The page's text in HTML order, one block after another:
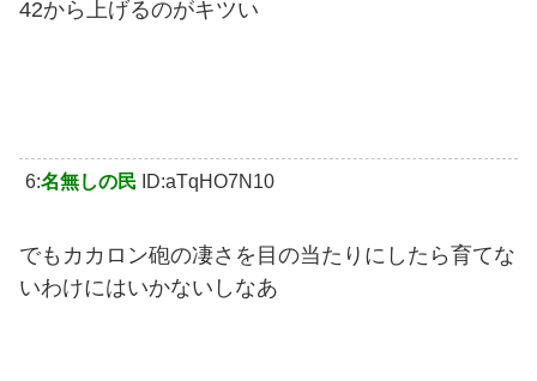
42から上げるのがキツい
6:名無しの民 ID:aTqHO7N10
でもカカロン砲の凄さを目の当たりにしたら育てな
いわけにはいかないしなあ